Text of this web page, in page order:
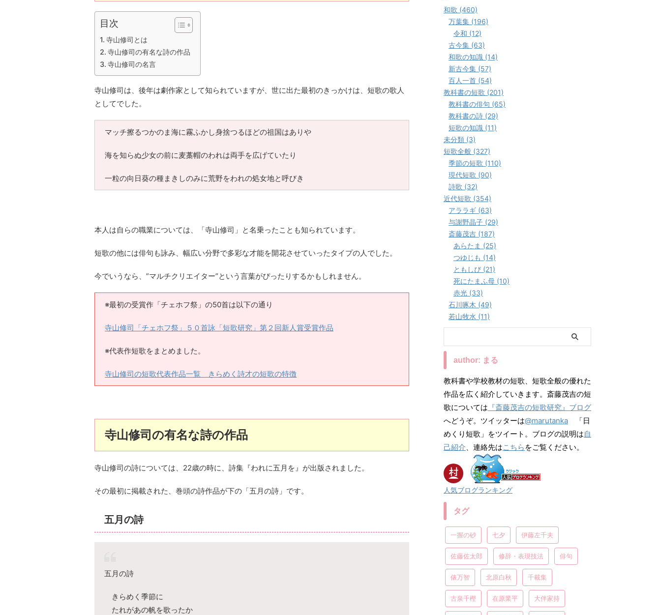
目次
寺山修司とは
寺山修司の有名な詩の作品
寺山修司の名言
寺山修司は、後年は劇作家として知られていますが、世に出た最初のきっかけは、短歌の歌人
としてでした。
マッチ擦るつかのま海に霧ふかし身捨つるほどの祖国はありや
海を知らぬ少女の前に麦藁帽のわれは両手を広げていたり
一粒の向日葵の種まきしのみに荒野をわれの処女地と呼びき
本人は自らの職業については、「寺山修司」と名乗ったことも知られています。
短歌の他には俳句も詠み、幅広い分野で多彩な才能を開花させていったタイプの人でした。
今でいうなら、”マルチクリエイター”という言葉がぴったりするかもしれません。
※最初の受賞作「チェホフ祭」の50首は以下の通り
寺山修司「チェホフ祭」５０首詠「短歌研究」第２回新人賞受賞作品
※代表作短歌をまとめました。
寺山修司の短歌代表作品一覧 きらめく詩才の短歌の特徴
寺山修司の有名な詩の作品
寺山修司の詩については、22歳の時に、詩集『われに五月を』が出版されました。
その最初に掲載された、巻頭の詩作品が下の「五月の詩」です。
五月の詩
五月の詩
きらめく季節に
たれがあの帆を歌ったか
和歌 (460)
万葉集 (196)
令和 (12)
古今集 (63)
和歌の知識 (14)
新古今集 (57)
百人一首 (54)
教科書の短歌 (201)
教科書の俳句 (65)
教科書の詩 (29)
短歌の知識 (11)
未分類 (3)
短歌全般 (327)
季節の短歌 (110)
現代短歌 (90)
詩歌 (32)
近代短歌 (354)
アララギ (63)
与謝野晶子 (29)
斎藤茂吉 (187)
あらたま (25)
つゆじも (14)
ともしび (21)
死にたまふ母 (10)
赤光 (33)
石川啄木 (49)
若山牧水 (11)
author: まる
教科書や学校教材の短歌、短歌全般の優れた
作品を広く紹介していきます。斎藤茂吉の短
歌については 『斎藤茂吉の短歌研究』ブログ
へどうぞ。ツイッターは@marutanka 「日
めくり短歌」をツイート。ブログの説明は自
己紹介、連絡先はこちら をご覧ください。
人気ブログランキング
タグ
一握の砂 七夕 伊藤左千夫
佐藤佐太郎 修辞・表現技法 俳句
俵万智 北原白秋 千載集
古泉千樫 在原業平 大伴家持